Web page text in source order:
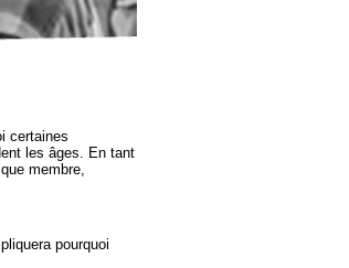
certaines
les âges. En tant
membre,
pourquoi